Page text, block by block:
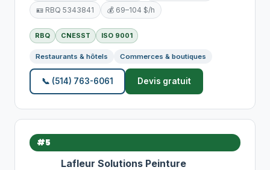
🪪 RBQ 5343841
💰 69–104 $/h
RBQ CNESST ISO 9001
Restaurants & hôtels Commerces & boutiques
📞 (514) 763-6061 Devis gratuit
#5
Lafleur Solutions Peinture